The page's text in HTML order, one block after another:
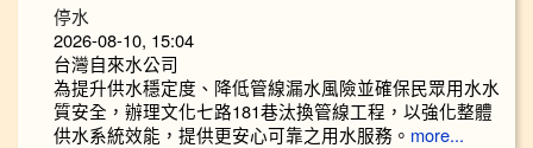
停水
2026-08-10, 15:04
台灣自來水公司
為提升供水穩定度、降低管線漏水風險並確保民眾用水水
質安全，辦理文化七路181巷汰換管線工程，以強化整體
供水系統效能，提供更安心可靠之用水服務。 more...